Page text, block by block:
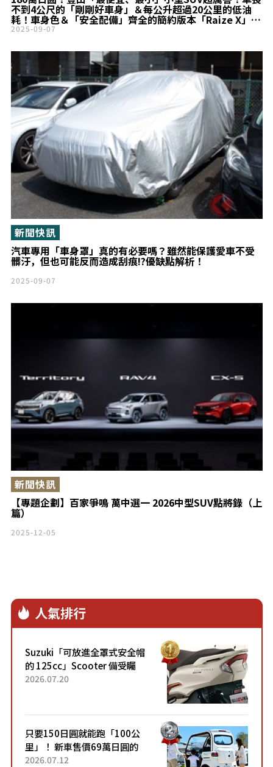
不到4公尺的「剛剛好車身」＆每公升超過20公里的低油
耗！車身色＆「安全配備」齊全的簡約版本「Raize X」到
底是什麼？
2025-09-07
汽車專用「車身罩」真的有必要嗎？雖然能保護愛車不受
髒汙，但也可能反而造成刮痕!?優缺點解析！
新聞快訊
2025-09-07
【專題企劃】百家爭鳴 萬中選一 2026中型SUV點將錄（上
篇）
新聞快訊
2025-12-05
人氣排行
Suzuki「可放進全罩式安全帽
的 125cc」Scooter 備受矚
目！採用全新流線設計與各項
2026.07.20
只要150日圓就能跑「100公
里」！ 新車售價69萬日圓的
「3人座」Trike大受歡迎！ 順
2026.07.12